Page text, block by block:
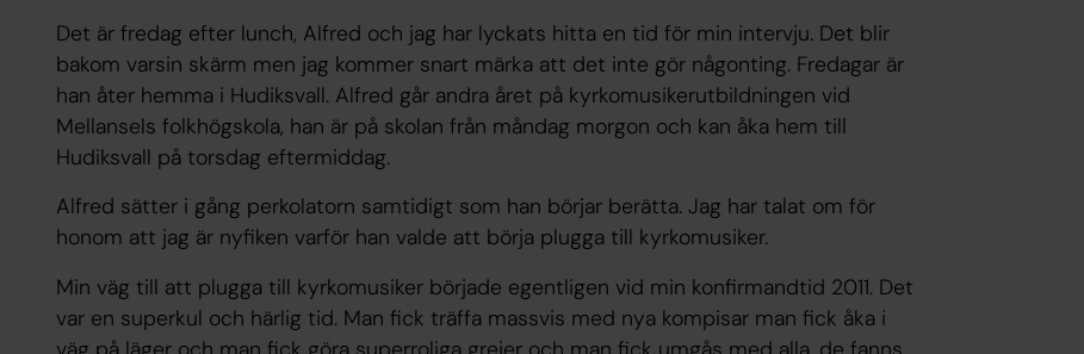
Det är fredag efter lunch, Alfred och jag har lyckats hitta en tid för min intervju. Det blir
bakom varsin skärm men jag kommer snart märka att det inte gör någonting. Fredagar är
han åter hemma i Hudiksvall. Alfred går andra året på kyrkomusikerutbildningen vid
Mellansels folkhögskola, han är på skolan från måndag morgon och kan åka hem till
Hudiksvall på torsdag eftermiddag.
Alfred sätter i gång perkolatorn samtidigt som han börjar berätta. Jag har talat om för
honom att jag är nyfiken varför han valde att börja plugga till kyrkomusiker.
Min väg till att plugga till kyrkomusiker började egentligen vid min konfirmandtid 2011. Det
var en superkul och härlig tid. Man fick träffa massvis med nya kompisar man fick åka i